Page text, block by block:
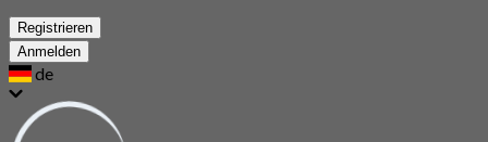
Registrieren
Anmelden
de